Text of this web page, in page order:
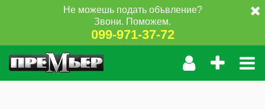
Не можешь подать объвление?
Звони. Поможем.
099-971-37-72